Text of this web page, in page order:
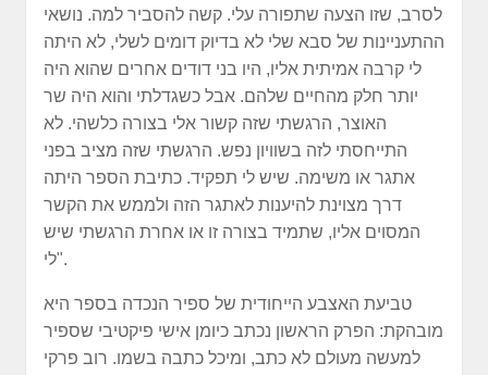
לסרב, שזו הצעה שתפורה עלי. קשה להסביר למה. נושאי
ההתעניינות של סבא שלי לא בדיוק דומים לשלי, לא היתה
לי קרבה אמיתית אליו, היו בני דודים אחרים שהוא היה
יותר חלק מהחיים שלהם. אבל כשגדלתי והוא היה שר
האוצר, הרגשתי שזה קשור אלי בצורה כלשהי. לא
התייחסתי לזה בשוויון נפש. הרגשתי שזה מציב בפני
אתגר או משימה. שיש לי תפקיד. כתיבת הספר היתה
דרך מצוינת להיענות לאתגר הזה ולממש את הקשר
המסוים אליו, שתמיד בצורה זו או אחרת הרגשתי שיש
לי".
טביעת האצבע הייחודית של ספיר הנכדה בספר היא
מובהקת: הפרק הראשון נכתב כיומן אישי פיקטיבי שספיר
למעשה מעולם לא כתב, ומיכל כתבה בשמו. רוב פרקי